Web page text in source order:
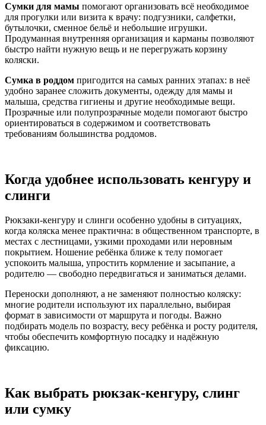
Сумки для мамы помогают организовать всё необходимое
для прогулки или визита к врачу: подгузники, салфетки,
бутылочки, сменное бельё и небольшие игрушки.
Продуманная внутренняя организация и карманы позволяют
быстро найти нужную вещь и не перегружать корзину
коляски.
Сумка в роддом пригодится на самых ранних этапах: в неё
удобно заранее сложить документы, одежду для мамы и
малыша, средства гигиены и другие необходимые вещи.
Прозрачные или полупрозрачные модели помогают быстро
ориентироваться в содержимом и соответствовать
требованиям большинства роддомов.
Когда удобнее использовать кенгуру и
слинги
Рюкзаки‑кенгуру и слинги особенно удобны в ситуациях,
когда коляска менее практична: в общественном транспорте, в
местах с лестницами, узкими проходами или неровным
покрытием. Ношение ребёнка ближе к телу помогает
успокоить малыша, упростить кормление и засыпание, а
родителю — свободно передвигаться и заниматься делами.
Переноски дополняют, а не заменяют полностью коляску:
многие родители используют их параллельно, выбирая
формат в зависимости от маршрута и погоды. Важно
подбирать модель по возрасту, весу ребёнка и росту родителя,
чтобы обеспечить комфортную посадку и надёжную
фиксацию.
Как выбрать рюкзак‑кенгуру, слинг
или сумку